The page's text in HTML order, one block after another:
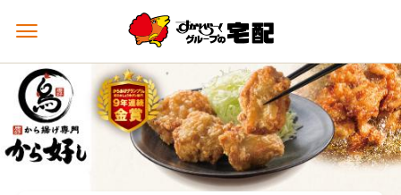
メ
ュ
ー
を
開
く